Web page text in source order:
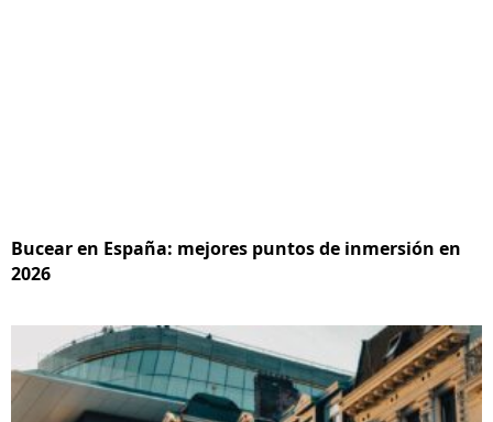
Bucear en España: mejores puntos de inmersión en
2026